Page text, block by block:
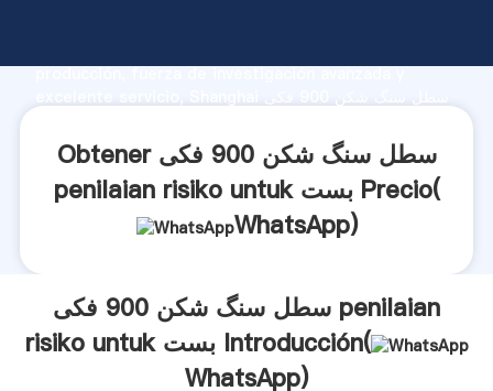
producción, fuerza de investigación avanzada y
aporta valores a todos los clientes.
Obtener سطل سنگ شکن 900 فکی
penilaian risiko untuk بست Precio(
WhatsApp)
سطل سنگ شکن 900 فکی penilaian
risiko untuk بست Introducción(
WhatsApp)